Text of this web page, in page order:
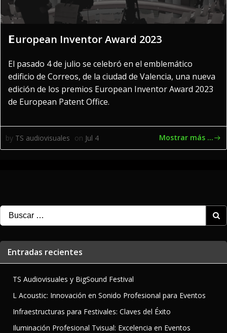
𝗘uropean Inventor Award 2023
El pasado 4 de julio se celebró en el emblemático
edificio de Correos, de la ciudad de Valencia, una nueva
edición de los premios European Inventor Award 2023
de European Patent Office.
by TS audiovisuales on Jul 4 Mostrar más ...
Buscar:
Entradas recientes
TS Audiovisuales y BigSound Festival
L Acoustic: Innovación en Sonido Profesional para Eventos
Infraestructuras para Festivales: Claves del Éxito
Iluminación Profesional Tvisual: Excelencia en Eventos